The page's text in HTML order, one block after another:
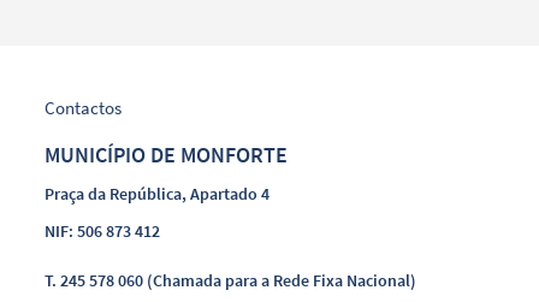
Contactos
MUNICÍPIO DE MONFORTE
Praça da República, Apartado 4
NIF: 506 873 412
T.245 578 060 (Chamada para a Rede Fixa Nacional)